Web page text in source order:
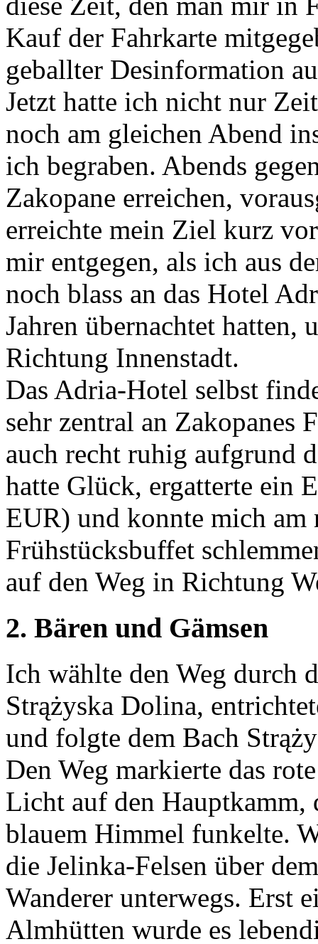
Kauf der Fahrkarte
geballter Desinformation
Jetzt hatte ich nicht nur
noch am gleichen Abend
ich begraben. Abends
Zakopane erreichen,
erreichte mein Ziel kurz
mir entgegen, als ich aus
noch blass an das Hotel
Jahren übernachtet hatten,
Richtung Innenstadt.
Das Adria-Hotel selbst
sehr zentral an Zakopanes
auch recht ruhig aufgrund
hatte Glück, ergatterte ein
EUR) und konnte mich am
Frühstücksbuffet
auf den Weg in Richtung
2. Bären und Gämsen
Ich wählte den Weg durch
Strążyska Dolina,
und folgte dem Bach
Den Weg markierte das
Licht auf den
blauem Himmel funkelte.
die Jelinka-Felsen über
Wanderer unterwegs. Erst
Almhütten wurde es